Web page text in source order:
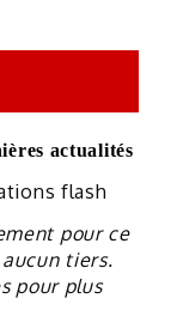
actualités
flash
pour ce
tiers.
pour plus